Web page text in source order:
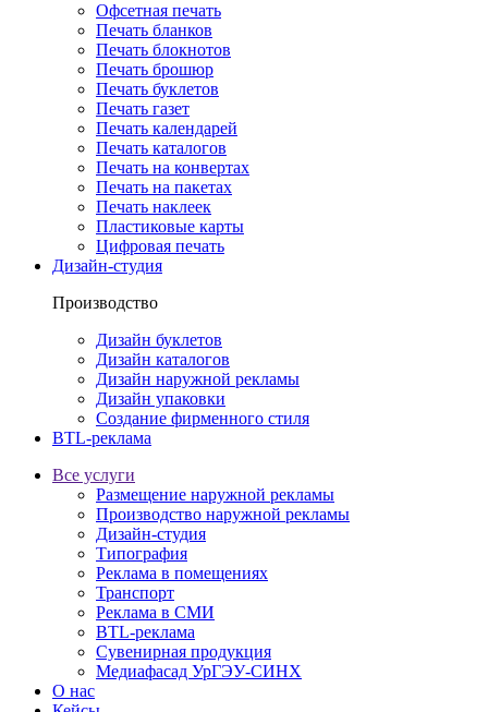
Офсетная печать
Печать бланков
Печать блокнотов
Печать брошюр
Печать буклетов
Печать газет
Печать календарей
Печать каталогов
Печать на конвертах
Печать на пакетах
Печать наклеек
Пластиковые карты
Цифровая печать
Дизайн-студия
Производство
Дизайн буклетов
Дизайн каталогов
Дизайн наружной рекламы
Дизайн упаковки
Создание фирменного стиля
BTL-реклама
Все услуги
Размещение наружной рекламы
Производство наружной рекламы
Дизайн-студия
Типография
Реклама в помещениях
Транспорт
Реклама в СМИ
BTL-реклама
Сувенирная продукция
Медиафасад УрГЭУ-СИНХ
О нас